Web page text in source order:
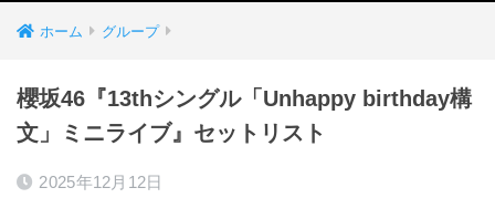
ホーム グループ
櫻坂46『13thシングル「Unhappy birthday構
文」ミニライブ』セットリスト
2025年12月12日